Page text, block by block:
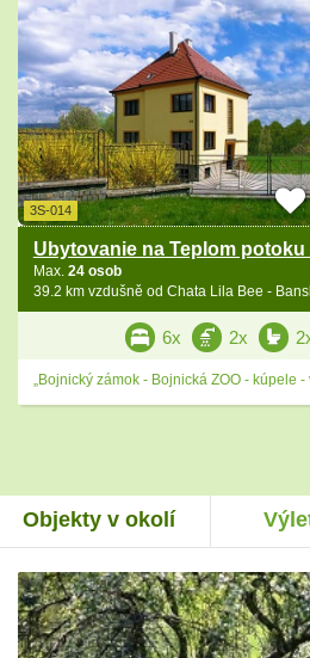
3S-014
Ubytovanie na Teplom
Max. 24 osob
39.2 km vzdušně od Chata Lila Bee -
6x 2x
„Bojnický zámok - Bojnická ZOO - kúpele -
Objekty v okolí